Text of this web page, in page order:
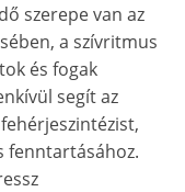
szerepe van az
a szívritmus
és fogak
segít az
fenntartásához.